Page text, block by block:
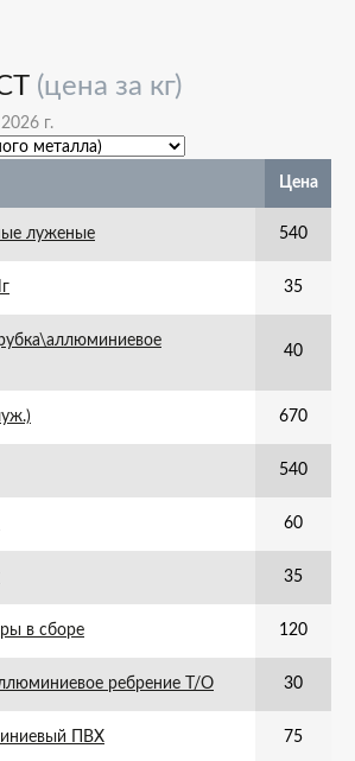
(цена за кг)
г.
Цена
луженые 540
35
40
670
540
60
35
в сборе 120
ребрение Т/О 30
ПВХ 75